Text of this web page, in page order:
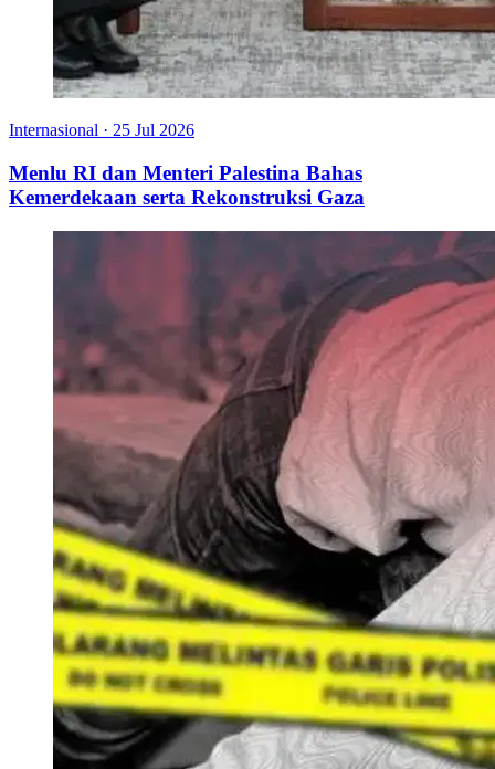
Internasional · 25 Jul 2026
Menlu RI dan Menteri Palestina Bahas
Kemerdekaan serta Rekonstruksi Gaza